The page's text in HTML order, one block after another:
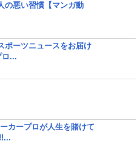
の悪い習慣【マンガ動
ポーツニュースをお届け
ロ...
カープロが人生を賭けて